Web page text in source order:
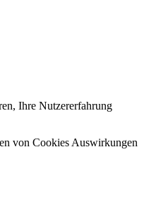
Ihre Nutzererfahrung
von Cookies Auswirkungen